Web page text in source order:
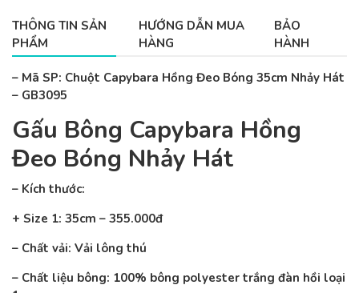
THÔNG TIN SẢN
PHẨM
HƯỚNG DẪN MUA
HÀNG
BẢO
HÀNH
– Mã SP: Chuột Capybara Hồng Đeo Bóng 35cm Nhảy Hát
– GB3095
Gấu Bông Capybara Hồng
Đeo Bóng Nhảy Hát
– Kích thước:
+ Size 1: 35cm – 355.000đ
– Chất vải: Vải lông thú
– Chất liệu bông: 100% bông polyester trắng đàn hồi loại